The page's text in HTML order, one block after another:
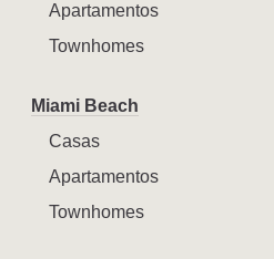
Apartamentos
Townhomes
Miami Beach
Casas
Apartamentos
Townhomes